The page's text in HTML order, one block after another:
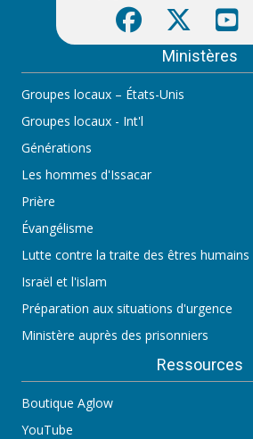
Ministères
Groupes locaux – États-Unis
Groupes locaux - Int'l
Générations
Les hommes d'Issacar
Prière
Évangélisme
Lutte contre la traite des êtres humains
Israël et l'islam
Préparation aux situations d'urgence
Ministère auprès des prisonniers
Ressources
Boutique Aglow
YouTube